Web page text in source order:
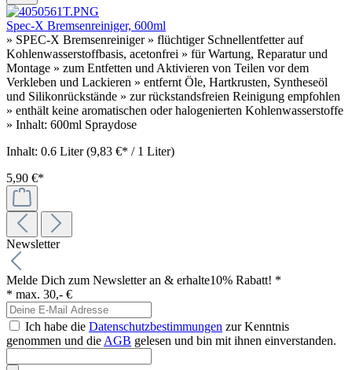
Spec-X Bremsenreiniger, 600ml
» SPEC-X Bremsenreiniger » flüchtiger Schnellentfetter auf
Kohlenwasserstoffbasis, acetonfrei » für Wartung, Reparatur und
Montage » zum Entfetten und Aktivieren von Teilen vor dem
Verkleben und Lackieren » entfernt Öle, Hartkrusten, Syntheseöl
und Silikonrückstände » zur rückstandsfreien Reinigung empfohlen
» enthält keine aromatischen oder halogenierten Kohlenwasserstoffe
» Inhalt: 600ml Spraydose
Inhalt: 0.6 Liter(9,83 €* / 1 Liter)
5,90 €*
Newsletter
Melde Dich zum Newsletter an & erhalte10% Rabatt! *
* max. 30,- €
Ich habe die Datenschutzbestimmungen zur Kenntnis
genommen und die AGB gelesen und bin mit ihnen einverstanden.